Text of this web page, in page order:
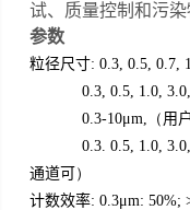
试、质量控制和污染
参数
粒径尺寸: 0.3, 0.5, 0.7,
0.3, 0.5, 1.0, 3.0,
0.3-10μm,（ 用
0.3. 0.5, 1.0, 3.0,
通道可）
计数效率: 0.3μm: 50%;